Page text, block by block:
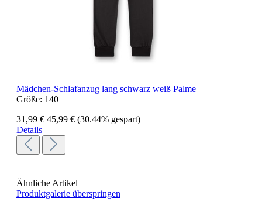
Mädchen-Schlafanzug lang schwarz weiß Palme
Größe: 140
31,99 € 45,99 € (30.44% gespart)
Details
Ähnliche Artikel
Produktgalerie überspringen